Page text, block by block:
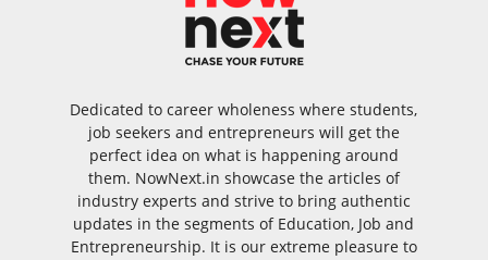
Dedicated to career wholeness where students,
job seekers and entrepreneurs will get the
perfect idea on what is happening around
them. NowNext.in showcase the articles of
industry experts and strive to bring authentic
updates in the segments of Education, Job and
Entrepreneurship. It is our extreme pleasure to